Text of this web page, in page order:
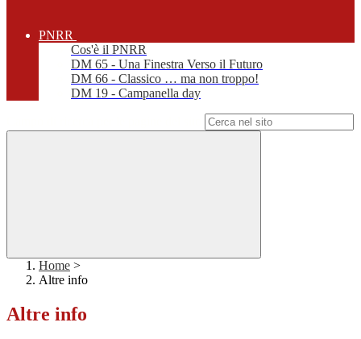
PNRR
Cos'è il PNRR
DM 65 - Una Finestra Verso il Futuro
DM 66 - Classico … ma non troppo!
DM 19 - Campanella day
Home >
Altre info
Altre info